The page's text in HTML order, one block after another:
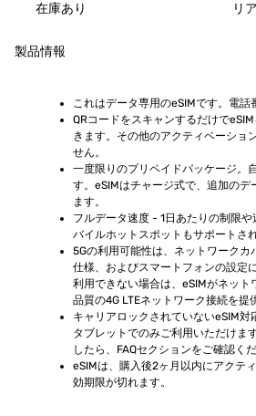
在庫あり リ
製品情報
これはデータ専用のeSIMです。電話
QRコードをスキャンするだけで
きます。その他のアクティベーショ
せん。
一度限りのプリペイドパッケージ。
す。eSIMはチャージ式で、追加のデ
ます。
フルデータ速度 - 1日あたりの制限
バイルホットスポットもサポートさ
5Gの利用可能性は、ネットワークカ
仕様、およびスマートフォンの設定
利用できない場合は、eSIMがネット
品質の4G LTEネットワーク接続を提
キャリアロックされていないeSIM
タブレットでのみご利用いただけま
したら、FAQセクションをご確認くだ
eSIMは、購入後2ヶ月以内にアクテ
効期限が切れます。